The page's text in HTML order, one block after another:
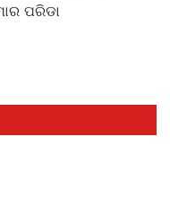
ପରିଡା